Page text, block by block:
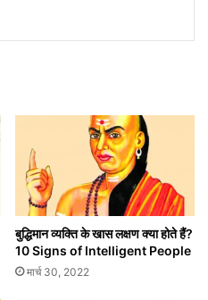
बुद्धिमान व्यक्ति के खास लक्षण क्या होते हैं?
10 Signs of Intelligent People
मार्च 30, 2022